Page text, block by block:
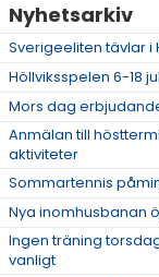
DOKUMENT
ÖPETTIDER SOMMAR
Nyhetsarkiv
Sverigeeliten tävlar
Höllviksspelen 6-18
Mors dag
Anmälan till
aktiviteter
Sommartennis
Nya inomhusbanan
Ingen träning
vanligt